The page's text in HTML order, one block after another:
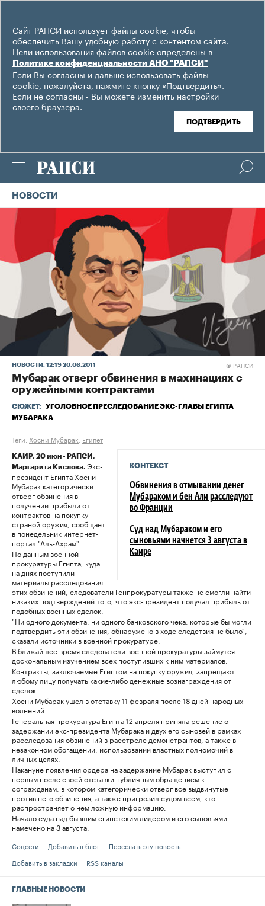
Сайт РАПСИ использует файлы cookie, чтобы
обеспечить Вашу удобную работу с контентом сайта.
Цели использования файлов cookie определены в
Политике конфиденциальности АНО "РАПСИ"
Если Вы согласны и дальше использовать файлы
cookie, пожалуйста, нажмите кнопку «Подтвердить».
Если не согласны - Вы можете изменить настройки
своего браузера.
ПОДТВЕРДИТЬ
НОВОСТИ
НОВОСТИ , 12:19 20.06.2011 © РАПСИ
Мубарак отверг обвинения в махинациях с
оружейными контрактами
СЮЖЕТ:
УГОЛОВНОЕ ПРЕСЛЕДОВАНИЕ ЭКС-ГЛАВЫ ЕГИПТА
МУБАРАКА
Теги: Хосни Мубарак Египет
КОНТЕКСТ
Обвинения в отмывании денег
Мубараком и бен Али расследуют
во Франции
Суд над Мубараком и его
сыновьями начнется 3 августа в
Каире
КАИР, 20 июн - РАПСИ,
Маргарита Кислова. Экс-
президент Египта Хосни
Мубарак категорически
отверг обвинения в
получении прибыли от
контрактов на покупку
страной оружия, сообщает
в понедельник интернет-
портал "Аль-Ахрам".
По данным военной
прокуратуры Египта, куда
на днях поступили
материалы расследования
этих обвинений, следователи Генпрокуратуры также не смогли найти
никаких подтверждений того, что экс-президент получал прибыль от
подобных военных сделок.
"Ни одного документа, ни одного банковского чека, которые бы могли
подтвердить эти обвинения, обнаружено в ходе следствия не было", -
сказали источники в военной прокуратуре.
В ближайшее время следователи военной прокуратуры займутся
доскональным изучением всех поступивших к ним материалов.
Контракты, заключаемые Египтом на покупку оружия, запрещают
любому лицу получать какие-либо денежные вознаграждения от
сделок.
Хосни Мубарак ушел в отставку 11 февраля после 18 дней народных
волнений.
Генеральная прокуратура Египта 12 апреля приняла решение о
задержании экс-президента Мубарака и двух его сыновей в рамках
расследования обвинений в расстреле демонстрантов, а также в
незаконном обогащении, использовании властных полномочий в
личных целях.
Накануне появления ордера на задержание Мубарак выступил с
первым после своей отставки публичным обращением к
согражданам, в котором категорически отверг все выдвинутые
против него обвинения, а также пригрозил судом всем, кто
распространяет о нем ложную информацию.
Начало суда над бывшим египетским лидером и его сыновьями
намечено на 3 августа.
Соцсети Добавить в блог
Переслать эту новость
Добавить в закладки
RSS каналы
ГЛАВНЫЕ НОВОСТИ